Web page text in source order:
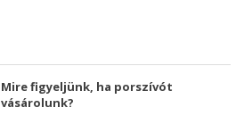
Mire figyeljünk, ha porszívót
vásárolunk?